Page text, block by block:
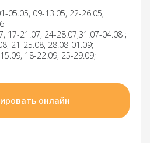
05.05, 09-13.05, 22-26.05;
17-21.07, 24-28.07,31.07-04.08 ;
21-25.08, 28.08-01.09;
18-22.09, 25-29.09;
онлайн